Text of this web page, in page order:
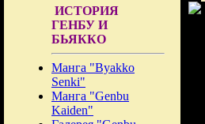
ИСТОРИЯ
ГЕНБУ И
БЬЯККО
Манга "Byakko
Senki"
Манга "Genbu
Kaiden"